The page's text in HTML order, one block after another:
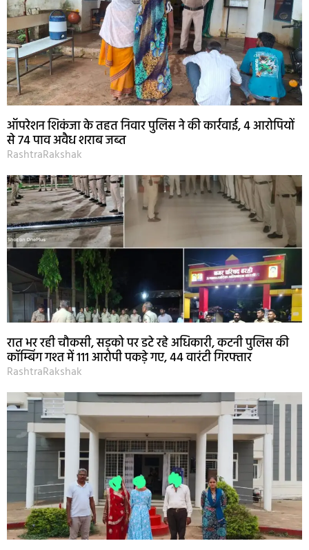
ऑपरेशन शिकंजा के तहत निवार पुलिस ने की कार्रवाई, 4 आरोपियों
से 74 पाव अवैध शराब जब्त
RashtraRakshak
रात भर रही चौकसी, सड़को पर डटे रहे अधिकारी, कटनी पुलिस की
कॉम्बिंग गश्त में 111 आरोपी पकड़े गए, 44 वारंटी गिरफ्तार
RashtraRakshak